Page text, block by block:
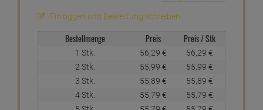
Einloggen und Bewertung schreiben
Bestellmenge Preis Preis / Stk
1 Stk. 56,29 € 56,29 €
2 Stk.
55,99 € 55,99 €
3 Stk.
55,89 € 55,89 €
4 Stk.
55,79 € 55,79 €